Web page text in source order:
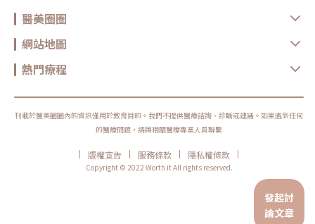
發起討
論文章
醫美圈圈
網站地圖
熱門療程
刊載於醫美圈圈內的資訊僅用於教育目的。我們不提供醫療諮詢、診斷或建議。如果遇到任何
的醫療問題，請與相關醫療專業人員聯繫
| 版權宣告 | 服務條款 | 隱私權條款
|
Copyright © 2022 Worth it All rights reserved.